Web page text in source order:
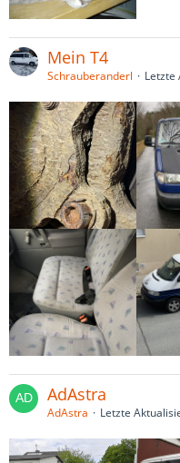
Mein T4
Schrauberanderl Letzte
AdAstra
AdAstra Letzte